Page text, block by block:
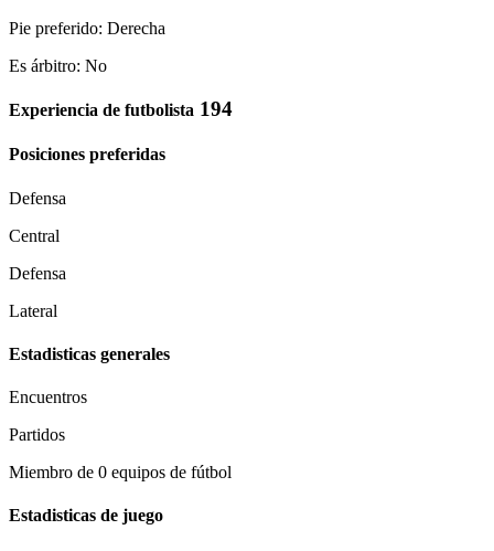
Pie preferido: Derecha
Es árbitro: No
Experiencia de futbolista 194
Posiciones preferidas
Defensa
Central
Defensa
Lateral
Estadisticas generales
Encuentros
Partidos
Miembro de 0 equipos de fútbol
Estadisticas de juego